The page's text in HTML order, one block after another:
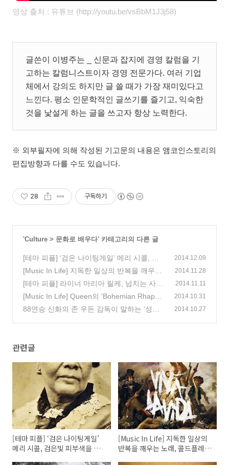
영상 출처 : 유튜브 (http://youtu.be/vsBbM1J3j58)
글쓴이 이병주는 _ 신문과 잡지에 경영 칼럼을 기
고하는 칼럼니스트이자 경영 전문가다. 여러 기업
체에서 강의도 하지만 글 쓸 때가 가장 재미있다고
느낀다. 평소 인문학적인 글쓰기를 즐기고, 익숙한
것을 낯설게 하는 글을 쓰고자 항상 노력한다.
※ 외부필자에 의해 작성된 기고문의 내용은 앰코인스토리의
편집방향과 다를 수도 있습니다.
28 구독하기
'Culture > 문화로 배우다' 카테고리의 다른 글
[테마 피플] ‘검은 나이팅게일’ 메리 시콜, 검
은빛 피부색을 한 백의의 천사
(0)
2014.12.09
[Music In Life] 지독한 일상의 반복을 깨우는
노래, 콜드플레이의 ‘Viva la Vida’
(0)
2014.11.28
[테마 피플] 라이너 마리아 릴케, 넘치는 사랑
과 슬픔 속에 살다 간 시인
(0)
2014.11.11
[Music In Life] Queen의 ‘Bohemian Rhapso
dy’
(0)
2014.10.31
88연승 신화의 존 우든 감독이 말하는 ‘성공’ 2014.10.27
관련글
[테마 피플] ‘검은 나이팅게일’
메리 시콜, 검은빛 피부색을 한
[Music In Life] 지독한 일상의
반복을 깨우는 노래, 콜드플레이